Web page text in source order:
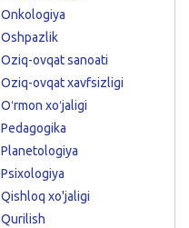
Onkologiya
Oshpazlik
Oziq-ovqat sanoati
Oziq-ovqat xavfsizligi
Oʻrmon xoʻjaligi
Pedagogika
Planetologiya
Psixologiya
Qishloq xo'jaligi
Qurilish